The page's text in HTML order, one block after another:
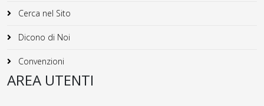
Cerca nel Sito
Dicono di Noi
Convenzioni
AREA UTENTI